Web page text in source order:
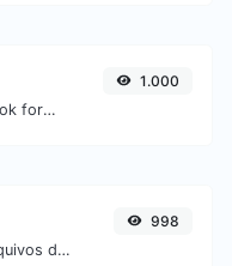
Take an IP and try to look for the domain/host associated with it.
1.000
Converta facilmente arquivos de imagem GIF para WEBP.
998